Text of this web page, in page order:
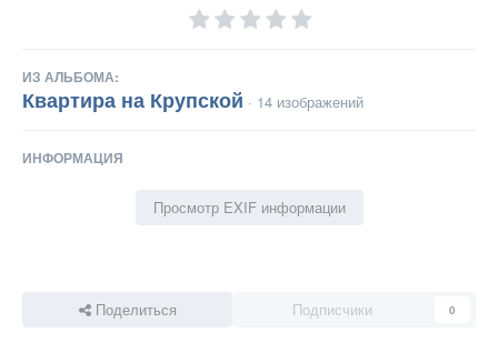
ИЗ АЛЬБОМА:
Квартира на Крупской · 14 изображений
ИНФОРМАЦИЯ
Просмотр EXIF информации
Поделиться Подписчики 0